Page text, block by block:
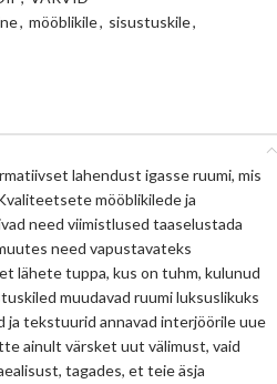
, mööblikile, sisustuskile,
lahendust igasse ruumi, mis
mööblikilede ja
need viimistlused taaselustada
need vapustavateks
lähete tuppa, kus on tuhm, kulunud
muudavad ruumi luksuslikuks
ja tekstuurid annavad interjöörile uue
ainult värsket uut välimust, vaid
tagades, et teie äsja